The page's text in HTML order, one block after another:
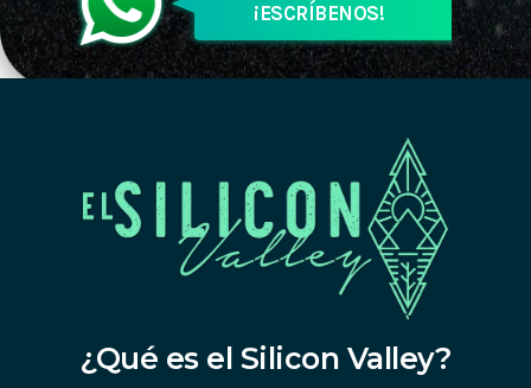
¡ESCRÍBENOS!
¿Qué es el Silicon Valley?